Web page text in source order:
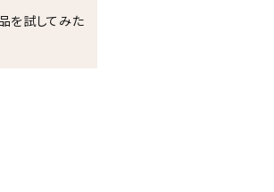
を試してみた